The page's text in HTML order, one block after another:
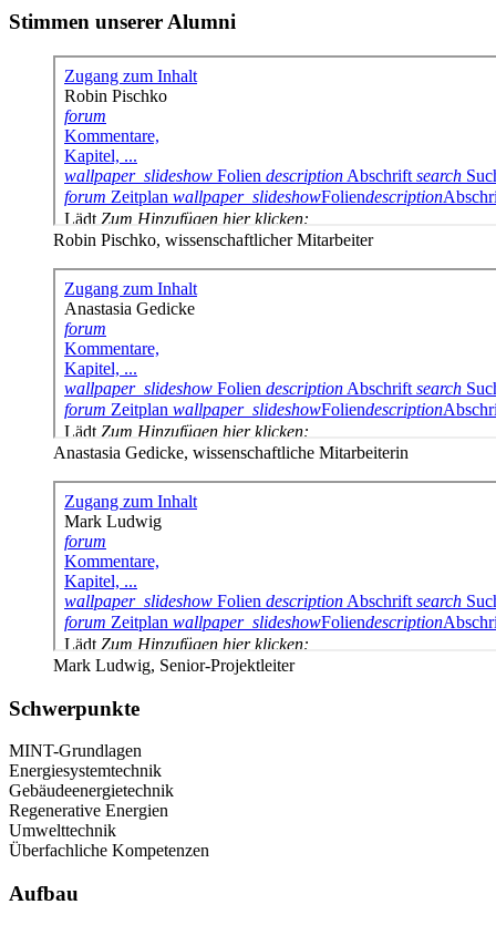
Stimmen unserer Alumni
Robin Pischko, wissenschaftlicher Mitarbeiter
Anastasia Gedicke, wissenschaftliche Mitarbeiterin
Mark Ludwig, Senior-Projektleiter
Schwerpunkte
MINT-Grundlagen
Energiesystemtechnik
Gebäudeenergietechnik
Regenerative Energien
Umwelttechnik
Überfachliche Kompetenzen
Aufbau